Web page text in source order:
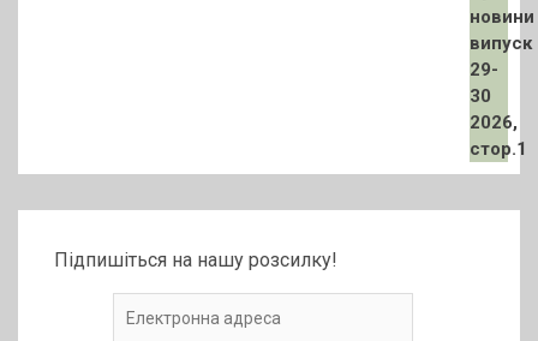
Підпишіться на нашу розсилку!